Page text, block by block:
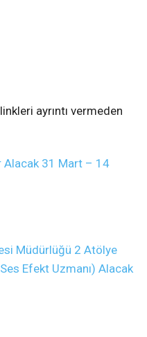
ayrıntı vermeden
Alacak 31 Mart – 14
Müdürlüğü 2 Atölye
Efekt Uzmanı) Alacak